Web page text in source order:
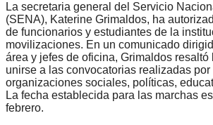
La secretaria general del Servicio
(SENA), Katerine Grimaldos, ha
de funcionarios y estudiantes de la
movilizaciones. En un comunicado
área y jefes de oficina, Grimaldos resaltó
unirse a las convocatorias realizadas
organizaciones sociales, políticas,
La fecha establecida para las marchas
febrero.